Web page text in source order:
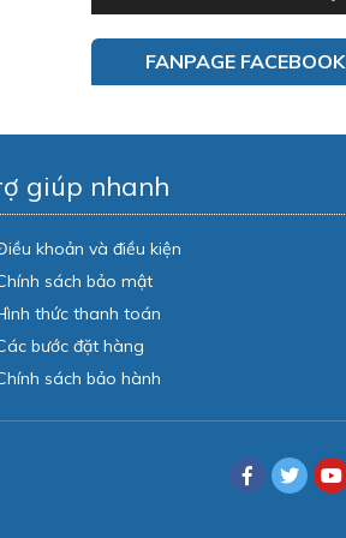
FANPAGE FACEBOOK
giúp nhanh
khoản và điều kiện
sách bảo mật
thức thanh toán
bước đặt hàng
sách bảo hành